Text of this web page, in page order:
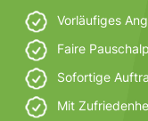
Vorläufiges
Faire
Sofortige
Mit